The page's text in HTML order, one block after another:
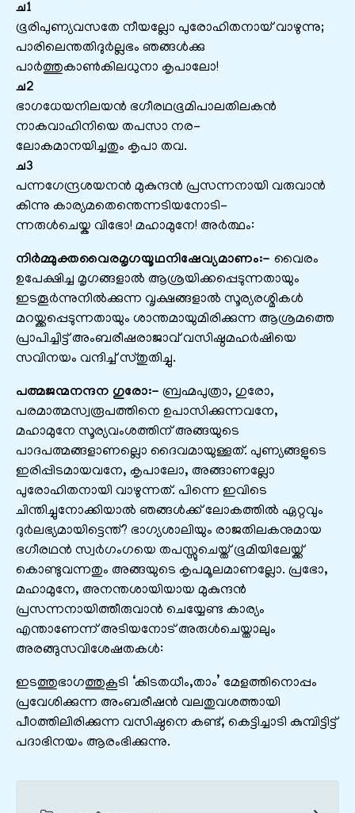
ച1
ഭൂരിപുണ്യവസതേ നീയല്ലോ പുരോഹിതനായ് വാഴുന്നു;
പാരിലെന്തതിദുർല്ലഭം ഞങ്ങൾക്കു
പാർത്തുകാൺകിലധുനാ കൃപാലോ!
ച2
ഭാഗധേയനിലയൻ ഭഗീരഥഭൂമിപാലതിലകൻ
നാകവാഹിനിയെ തപസാ നര-
ലോകമാനയിച്ചതും കൃപാ തവ.
ച3
പന്നഗേന്ദ്രശയനൻ മുകുന്ദൻ പ്രസന്നനായി വരുവാൻ
കിന്നു കാര്യമതെന്തെന്നടിയനോടി-
ന്നരുൾചെയ്ക വിഭോ! മഹാമുനേ! അർത്ഥം:
നിർമ്മുക്തവൈരമൃഗയൂഥനിഷേവ്യമാണം:- വൈരം
ഉപേക്ഷിച്ച മൃഗങ്ങളാൽ ആശ്രയിക്കപ്പെടുന്നതായും
ഇടതൂർന്നുനിൽക്കുന്ന വൃക്ഷങ്ങളാൽ സൂര്യരശ്മികൾ
മറയ്ക്കപ്പെടുന്നതായും ശാന്തമായുമിരിക്കുന്ന ആശ്രമത്തെ
പ്രാപിച്ചിട്ട് അംബരീഷരാജാവ് വസിഷ്ഠമഹർഷിയെ
സവിനയം വന്ദിച്ച് സ്തുതിച്ചു.
പത്മജന്മനന്ദന ഗുരോ:- ബ്രഹ്മപുത്രാ, ഗുരോ,
പരമാത്മസ്വരൂപത്തിനെ ഉപാസിക്കുന്നവനേ,
മഹാമുനേ സൂര്യവംശത്തിന് അങ്ങയുടെ
പാദപത്മങ്ങളാണല്ലൊ ദൈവമായുള്ളത്. പുണ്യങ്ങളുടെ
ഇരിപ്പിടമായവനേ, കൃപാലോ, അങ്ങാണല്ലോ
പുരോഹിതനായി വാഴുന്നത്. പിന്നെ ഇവിടെ
ചിന്തിച്ചുനോക്കിയാൽ ഞങ്ങൾക്ക് ലോകത്തിൽ ഏറ്റവും
ദുർലഭ്യമായിട്ടെന്ത്? ഭാഗ്യശാലിയും രാജതിലകനുമായ
ഭഗീരഥൻ സ്വർഗംഗയെ തപസ്സുചെയ്ത് ഭൂമിയിലേയ്ക്ക്
കൊണ്ടുവന്നതും അങ്ങയുടെ കൃപമൂലമാണല്ലോ. പ്രഭോ,
മഹാമുനേ, അനന്തശായിയായ മുകുന്ദൻ
പ്രസന്നനായിത്തീരുവാൻ ചെയ്യേണ്ട കാര്യം
എന്താണേന്ന് അടിയനോട് അരുൾചെയ്താലും
അരങ്ങുസവിശേഷതകൾ:
ഇടത്തുഭാഗത്തുകൂടി ‘കിടതധീം,താം’ മേളത്തിനൊപ്പം
പ്രവേശിക്കുന്ന അംബരീഷൻ വലതുവശത്തായി
പീഠത്തിലിരിക്കുന്ന വസിഷ്ഠനെ കണ്ട്, കെട്ടിച്ചാടി കുമ്പിട്ടിട്ട്
പദാഭിനയം ആരംഭിക്കുന്നു.